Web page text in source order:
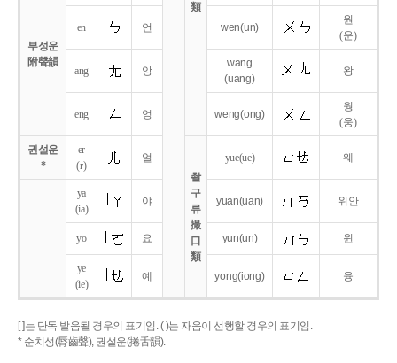
類
부성운
附聲韻
en 언 wen(un)
원
(운)
ang 앙
wang
(uang)
왕
eng 엉 weng(ong)
웡
(웅)
권설운
*
er
(r)
얼
촬
구
류
撮
口
類
yue(ue) 웨
ya
(ia)
야 yuan(uan) 위안
yo 요 yun(un) 윈
ye
(ie)
예 yong(iong) 융
[ ]는 단독 발음될 경우의 표기임. ( )는 자음이 선행할 경우의 표기임.
* 순치성(脣齒聲), 권설운(捲舌韻).